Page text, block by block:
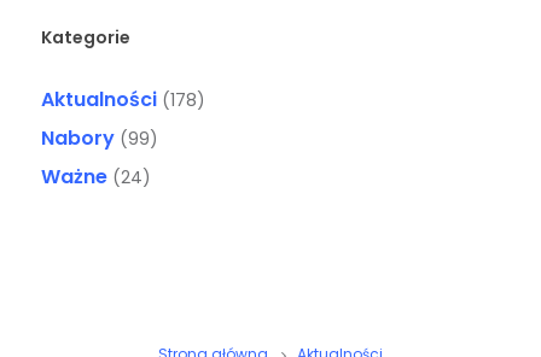
Kategorie
Aktualności (178)
Nabory (99)
Ważne (24)